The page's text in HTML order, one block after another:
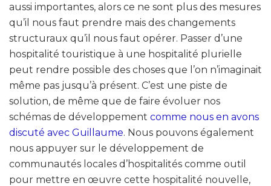
aussi importantes, alors ce ne sont plus des mesures
qu’il nous faut prendre mais des changements
structuraux qu’il nous faut opérer. Passer d’une
hospitalité touristique à une hospitalité plurielle
peut rendre possible des choses que l’on n’imaginait
même pas jusqu’à présent. C’est une piste de
solution, de même que de faire évoluer nos
schémas de développement comme nous en avons
discuté avec Guillaume. Nous pouvons également
nous appuyer sur le développement de
communautés locales d’hospitalités comme outil
pour mettre en œuvre cette hospitalité nouvelle,